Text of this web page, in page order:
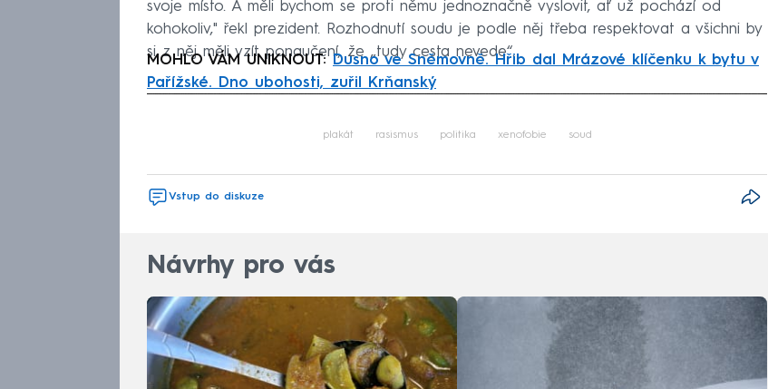
svoje místo. A měli bychom se proti němu jednoznačně vyslovit, ať už pochází od
kohokoliv," řekl prezident. Rozhodnutí soudu je podle něj třeba respektovat a všichni by
si z něj měli vzít ponaučení, že „tudy cesta nevede“.
MOHLO VÁM UNIKNOUT: Dusno ve Sněmovně. Hřib dal Mrázové klíčenku k bytu v
Pařížské. Dno ubohosti, zuřil Krňanský
plakát rasismus politika xenofobie soud
Vstup do diskuze
Návrhy pro vás